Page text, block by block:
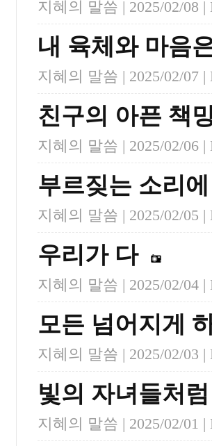
지혜의 말씀 | 2025/02/08 |
내 육체와 마음
지혜의 말씀 | 2025/02/07 |
친구의 아픈 책
지혜의 말씀 | 2025/02/06 |
부르짖는 소리
지혜의 말씀 | 2025/02/05 |
우리가 다
지혜의 말씀 | 2025/02/04 |
모든 넘어지게
지혜의 말씀 | 2025/02/03 |
빛의 자녀들처
지혜의 말씀 | 2025/02/01 |